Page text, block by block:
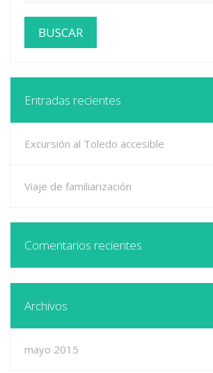
Entradas recientes
Excursión al Toledo accesible
Viaje de familiarización
Comentarios recientes
Archivos
mayo 2015